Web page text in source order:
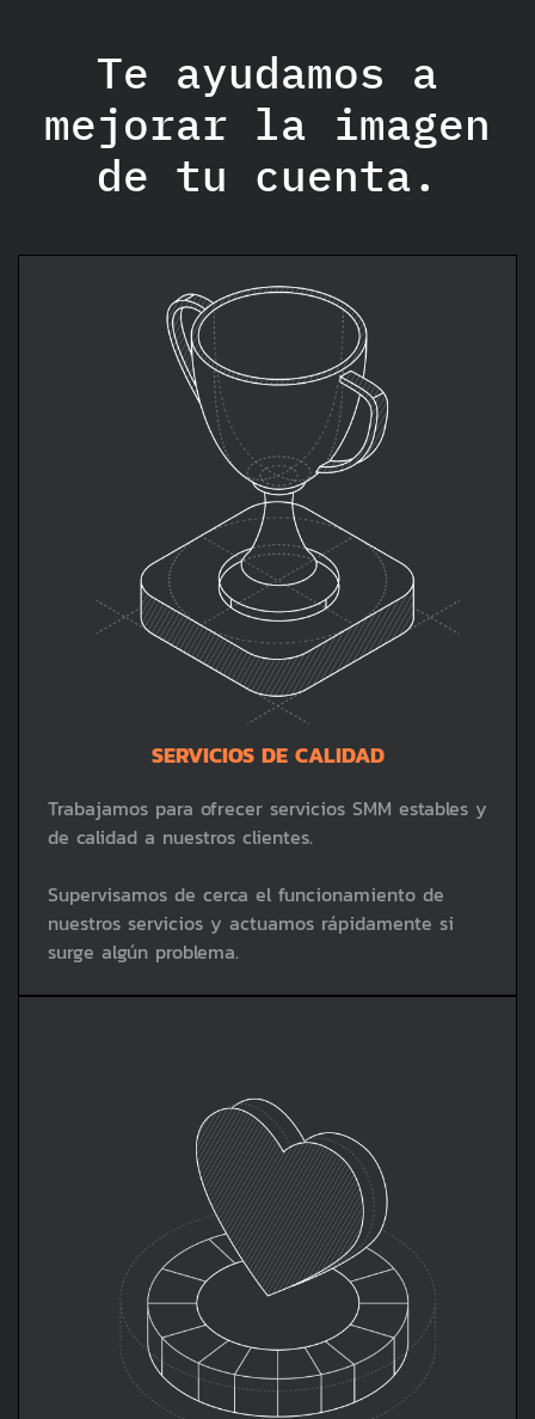
Te ayudamos a
mejorar la imagen
de tu cuenta.
SERVICIOS DE CALIDAD
Trabajamos para ofrecer servicios SMM estables y
de calidad a nuestros clientes.
Supervisamos de cerca el funcionamiento de
nuestros servicios y actuamos rápidamente si
surge algún problema.